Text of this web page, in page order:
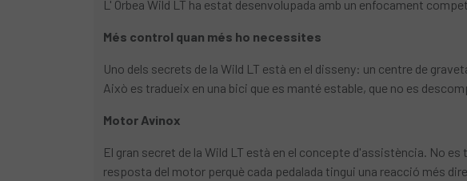
L' Orbea Wild LT ha estat desenvolupada amb un enfocament
Més control quan més ho necessites
Uno dels secrets de la Wild LT està en el disseny: un centre de
Això es tradueix en una bici que es manté estable, que no es
Motor Avinox
El gran secret de la Wild LT està en el concepte d'assistència. No
resposta del motor perquè cada pedalada tingui una reacció més